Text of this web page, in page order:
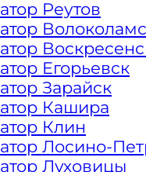
Реутов
Егорьевск
Зарайск
Кашира
Клин
Лосино-
Луховицы